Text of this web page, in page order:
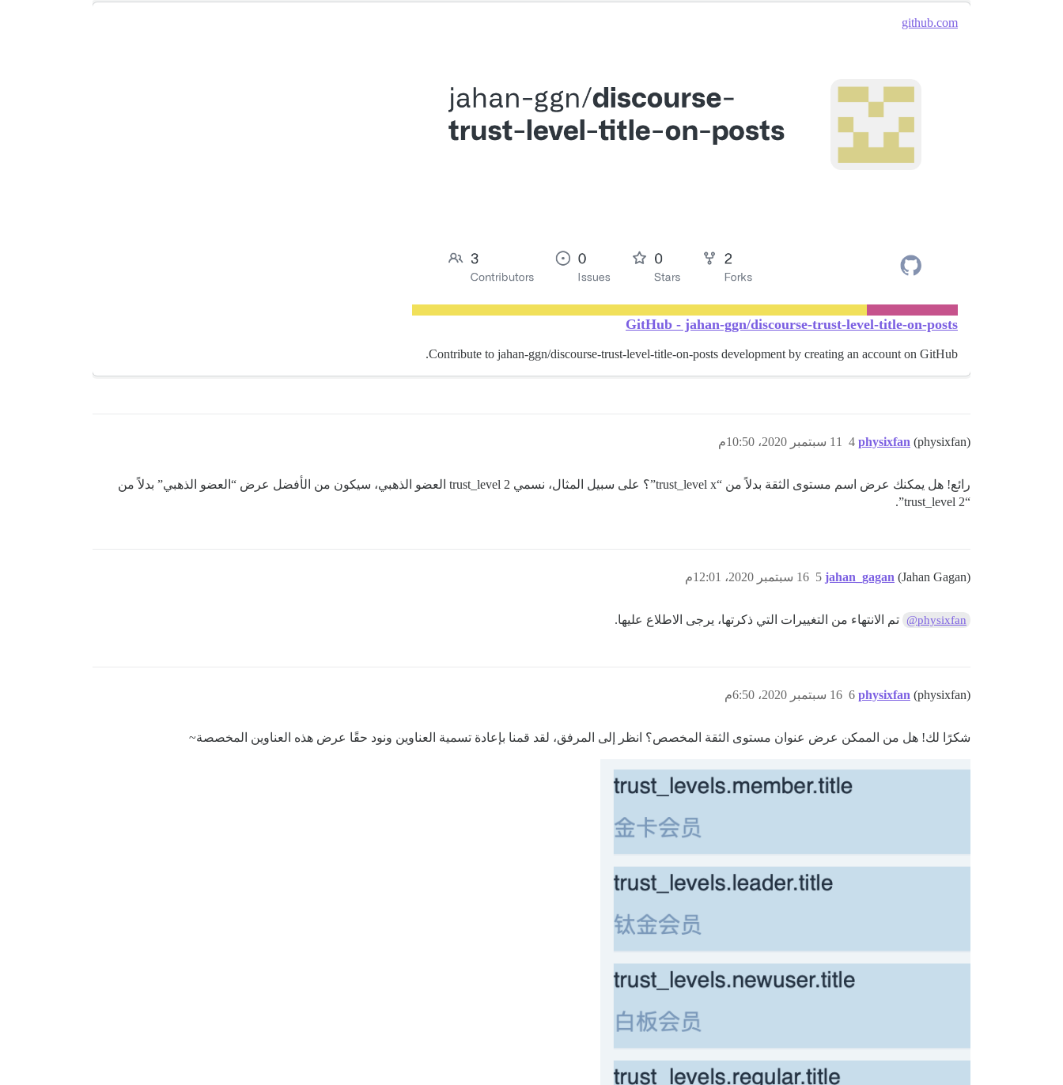
github.com
GitHub - jahan-ggn/discourse-trust-level-title-on-posts
Contribute to jahan-ggn/discourse-trust-level-title-on-posts development by creating an account on GitHub.
physixfan (physixfan) 11 سبتمبر 2020، 10:50م 4
رائع! هل يمكنك عرض اسم مستوى الثقة بدلاً من “trust_level x”؟ على سبيل المثال، نسمي trust_level 2 العضو الذهبي، سيكون من الأفضل عرض “العضو الذهبي” بدلاً من
“trust_level 2”.
jahan_gagan (Jahan Gagan) 16 سبتمبر 2020، 12:01م 5
@physixfan تم الانتهاء من التغييرات التي ذكرتها، يرجى الاطلاع عليها.
physixfan (physixfan) 16 سبتمبر 2020، 6:50م 6
شكرًا لك! هل من الممكن عرض عنوان مستوى الثقة المخصص؟ انظر إلى المرفق، لقد قمنا بإعادة تسمية العناوين ونود حقًا عرض هذه العناوين المخصصة~